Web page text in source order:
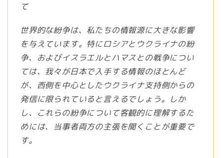
て
世界的な紛争は、私たちの情報源に大きな影響
を与えています。特にロシアとウクライナの紛
争、およびイスラエルとハマスとの戦争につい
ては、我々が日本で入手する情報のほとんど
が、西側を中心としたウクライナ支持側からの
発信に限られていると言えるでしょう。しか
し、これらの紛争について客観的に理解するた
めには、当事者両方の主張を聞くことが重要で
す。